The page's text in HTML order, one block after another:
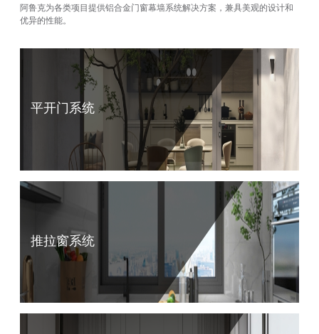
阿鲁克为各类项目提供铝合金门窗幕墙系统解决方案，兼具美观的设计和
优异的性能。
平开门系统
推拉窗系统